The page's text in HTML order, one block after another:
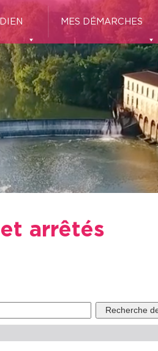
MES DÉMARCHES
arrêtés